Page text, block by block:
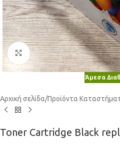
Κλικ για μεγέθυνση
Άμεσα
Αρχική σελίδα/Προϊόντα
Toner Cartridge Black